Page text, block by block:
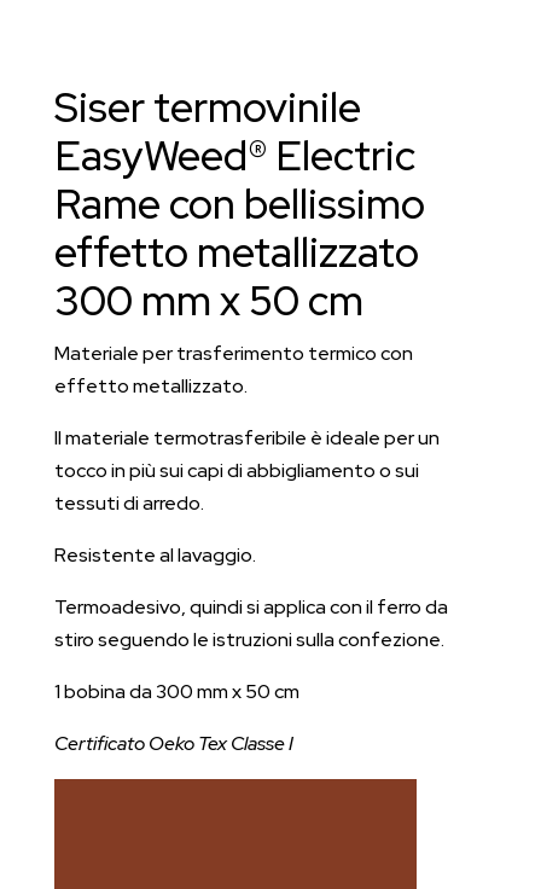
x
50
cm
quantità
Siser termovinile
EasyWeed® Electric
Rame con bellissimo
effetto metallizzato
300 mm x 50 cm
Materiale per trasferimento termico con
effetto metallizzato.
Il materiale termotrasferibile è ideale per un
tocco in più sui capi di abbigliamento o sui
tessuti di arredo.
Resistente al lavaggio.
Termoadesivo, quindi si applica con il ferro da
stiro seguendo le istruzioni sulla confezione.
1 bobina da 300 mm x 50 cm
Certificato Oeko Tex Classe I